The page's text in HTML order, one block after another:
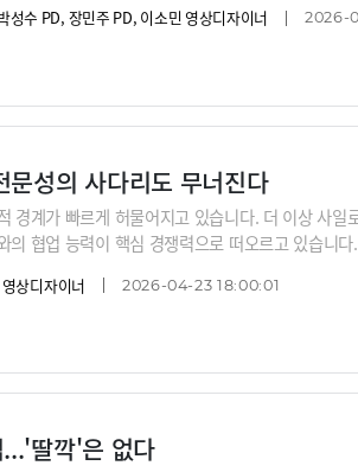
수 PD, 장민주 PD, 이소민 영상디자이너 2026-
성의 사다리도 무너진다
경계가 빠르게 허물어지고 있습니다. 더 이상 사일
의 협업 능력이 핵심 경쟁력으로 떠오르고 있습니
죠.
상디자이너 2026-04-23 18:00:01
딸깍'은 없다